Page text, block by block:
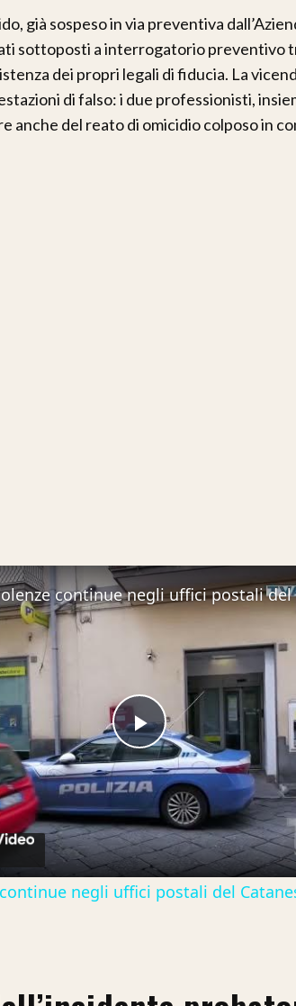
già sospeso in via preventiva
sottoposti a interrogatorio preventivo
dei propri legali di fiducia. La
di falso: i due professionisti,
anche del reato di omicidio colposo in
Play
Video
negli uffici postali del